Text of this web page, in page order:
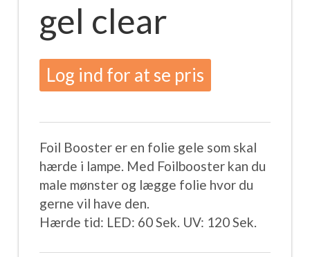
gel clear
Log ind for at se pris
Foil Booster er en folie gele som skal
hærde i lampe. Med Foilbooster kan du
male mønster og lægge folie hvor du
gerne vil have den.
Hærde tid: LED: 60 Sek. UV: 120 Sek.